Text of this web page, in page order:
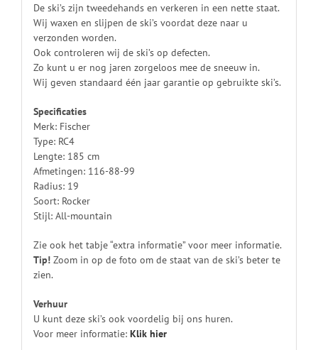
De ski’s zijn tweedehands en verkeren in een nette staat.
Wij waxen en slijpen de ski’s voordat deze naar u
verzonden worden.
Ook controleren wij de ski’s op defecten.
Zo kunt u er nog jaren zorgeloos mee de sneeuw in.
Wij geven standaard één jaar garantie op gebruikte ski’s.
Specificaties
Merk: Fischer
Type: RC4
Lengte: 185 cm
Afmetingen: 116-88-99
Radius: 19
Soort: Rocker
Stijl: All-mountain
Zie ook het tabje “extra informatie” voor meer informatie.
Tip!Zoom in op de foto om de staat van de ski’s beter te
zien.
Verhuur
U kunt deze ski’s ook voordelig bij ons huren.
Voor meer informatie: Klik hier